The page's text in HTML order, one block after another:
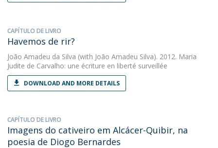
CAPÍTULO DE LIVRO
Havemos de rir?
João Amadeu da Silva (with João Amadeu Silva). 2012. Maria
Judite de Carvalho: une écriture en liberté surveillée
DOWNLOAD AND MORE DETAILS
CAPÍTULO DE LIVRO
Imagens do cativeiro em Alcácer-Quibir, na
poesia de Diogo Bernardes